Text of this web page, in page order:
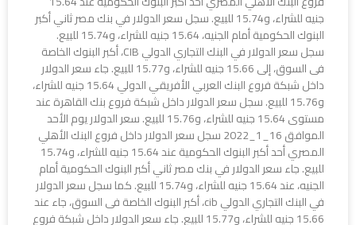
جنيه للشراء، و15.74 للبيع. سجل سعر الدولار في بنك مصر ثاني أكبر
البنوك الحكومية أمام الجنيه، 15.64 جنيه للشراء، و15.74 للبيع.
سجل سعر الدولار في البنك التجاري الدولي CIB، أكبر البنوك الخاصة
فى السوق، إلى 15.66 جنيه للشراء، و15.77 للبيع. جاء سعر الدولار
داخل شبكة فروع البنك العربي الأفريقي الدولي 15.64 جنيه للشراء،
و15.76 للبيع. سجل سعر الدولار داخل شبكة فروع بنك القاهرة عند
مستوى 15.64 جنيه للشراء، و15.76 للبيع. سعر الدولار يوم الأحد
الموافق 16_1_2022 سجل سعر الدولار داخل فروع البنك الأهلي
المصري أحد أكبر البنوك الحكومية عند 15.64 جنيه للشراء، و15.74
للبيع. جاء سعر الدولار في بنك مصر ثاني أكبر البنوك الحكومية أمام
الجنيه، عند 15.64 جنيه للشراء، و15.74 للبيع. كما سجل سعر الدولار
في البنك التجاري الدولي cib، أكبر البنوك الخاصة فى السوق، جاء عند
15.66 جنيه للشراء، و15.77 للبيع. جاء سعر الدولار داخل شبكة فروع